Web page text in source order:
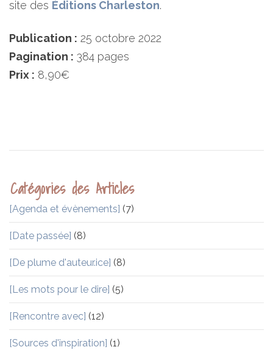
site des Éditions Charleston.
Publication : 25 octobre 2022
Pagination : 384 pages
Prix : 8,90€
Catégories des Articles
[Agenda et évènements] (7)
[Date passée] (8)
[De plume d'auteur.ice] (8)
[Les mots pour le dire] (5)
[Rencontre avec] (12)
[Sources d'inspiration] (1)